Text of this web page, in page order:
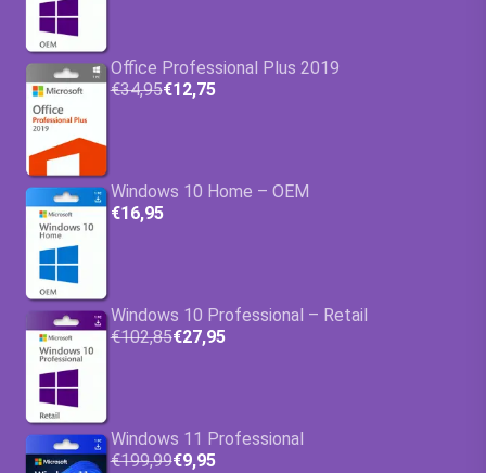
Office Professional Plus 2019
€34,95€12,75
Windows 10 Home – OEM
€16,95
Windows 10 Professional – Retail
€102,85€27,95
Windows 11 Professional
€199,99€9,95